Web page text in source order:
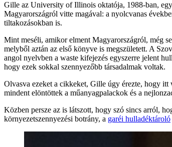
Gille az University of Illinois oktatója, 1988-ban,
Magyarországról vitte magával: a nyolcvanas
tiltakozásokban is.
Mint meséli, amikor elment Magyarországról, még
melyből aztán az első könyve is megszületett. A
angol nyelvben a waste kifejezés egyszerre jelent
hogy ezek sokkal szennyezőbb társadalmak voltak.
Olvasva ezeket a cikkeket, Gille úgy érezte, hogy
mindent elöntöttek a műanyagpalackok és a
Közben persze az is látszott, hogy szó sincs arról,
környezetszennyezési botrány, a garéi hulladéktároló